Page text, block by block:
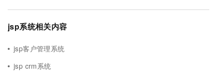
jsp系统相关内容
jsp客户管理系统
jsp crm系统